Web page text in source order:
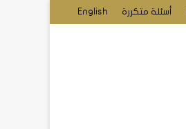
أسئلة متكررة English